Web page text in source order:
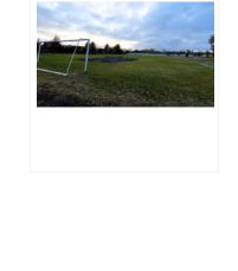
на ремонт поля
для мініфутболу,
якого немає